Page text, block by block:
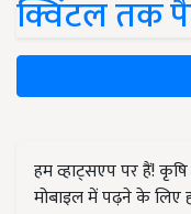
क्विंटल तक
हम व्हाट्सएप पर हैं!
मोबाइल में पढ़ने के लिए